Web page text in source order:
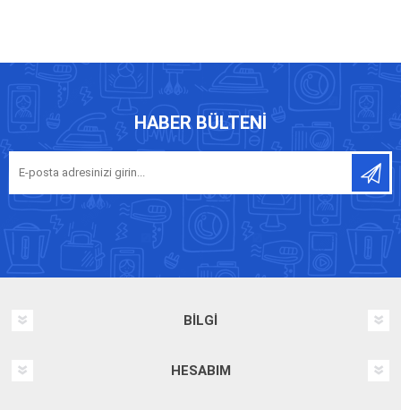
HABER BÜLTENI
BILGI
HESABIM